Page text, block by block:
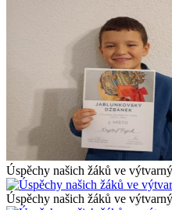
Úspěchy našich žáků ve
Úspěchy našich žáků ve